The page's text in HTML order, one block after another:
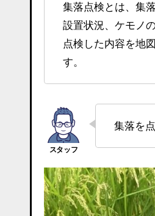
集落点検とは、集落のみんなで集落内を歩いて、被害をもたらす鳥獣の誘引要因や侵入防止柵の
設置状況、ケモノ
点検した内容を地
す。
集落